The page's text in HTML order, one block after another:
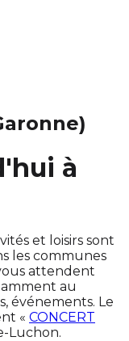
à
et loisirs sont
les communes
attendent
au
événements. Le
« CONCERT
Luchon.